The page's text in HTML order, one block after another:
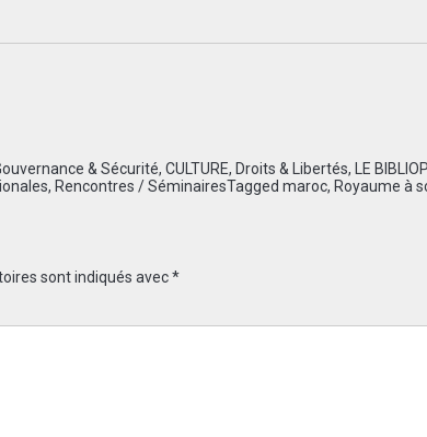
& Sécurité, CULTURE, Droits & Libertés, LE
, Rencontres / SéminairesTagged maroc, Royaume à
sont indiqués avec*